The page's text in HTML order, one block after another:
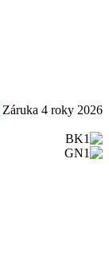
Záruka 4 roky 2026